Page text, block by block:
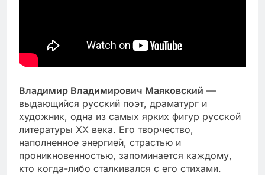
Владимир Владимирович Маяковский —
выдающийся русский поэт, драматург и
художник, одна из самых ярких фигур русской
литературы XX века. Его творчество,
наполненное энергией, страстью и
проникновенностью, запоминается каждому,
кто когда-либо сталкивался с его стихами.